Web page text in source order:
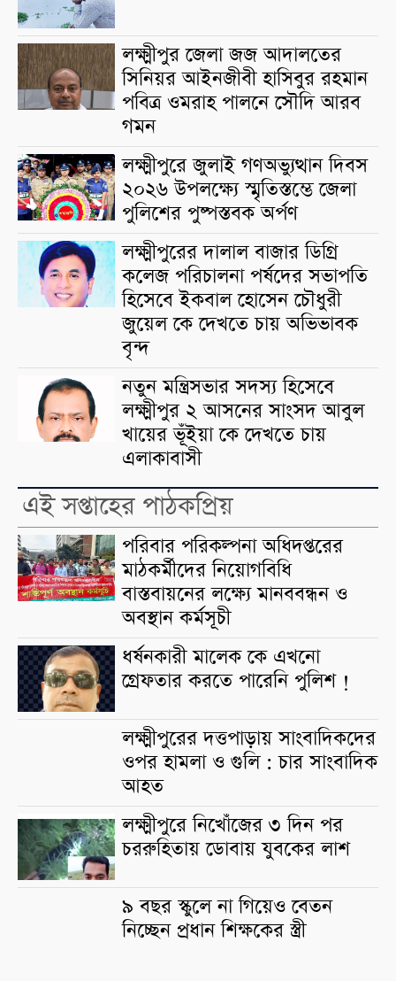
লক্ষ্মীপুর জেলা জজ আদালতের
সিনিয়র আইনজীবী হাসিবুর রহমান
পবিত্র ওমরাহ পালনে সৌদি আরব
গমন
লক্ষ্মীপুরে জুলাই গণঅভ্যুত্থান দিবস
২০২৬ উপলক্ষ্যে স্মৃতিস্তম্ভে জেলা
পুলিশের পুষ্পস্তবক অর্পণ
লক্ষ্মীপুরের দালাল বাজার ডিগ্রি
কলেজ পরিচালনা পর্ষদের সভাপতি
হিসেবে ইকবাল হোসেন চৌধুরী
জুয়েল কে দেখতে চায় অভিভাবক
বৃন্দ
নতুন মন্ত্রিসভার সদস্য হিসেবে
লক্ষ্মীপুর ২ আসনের সাংসদ আবুল
খায়ের ভূঁইয়া কে দেখতে চায়
এলাকাবাসী
এই সপ্তাহের পাঠকপ্রিয়
পরিবার পরিকল্পনা অধিদপ্তরের
মাঠকর্মীদের নিয়োগবিধি
বাস্তবায়নের লক্ষ্যে মানববন্ধন ও
অবস্থান কর্মসূচী
ধর্ষনকারী মালেক কে এখনো
গ্রেফতার করতে পারেনি পুলিশ !
লক্ষ্মীপুরের দত্তপাড়ায় সাংবাদিকদের
ওপর হামলা ও গুলি : চার সাংবাদিক
আহত
লক্ষ্মীপুরে নিখোঁজের ৩ দিন পর
চররুহিতায় ডোবায় যুবকের লাশ
৯ বছর স্কুলে না গিয়েও বেতন
নিচ্ছেন প্রধান শিক্ষকের স্ত্রী